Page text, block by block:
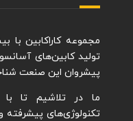
تولید کابین‌های
پیشروان این صنعت
ما در تلاشیم تا با
تکنولوژی‌های پیشرفته